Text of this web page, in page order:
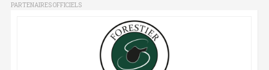
PARTENAIRES OFFICIELS